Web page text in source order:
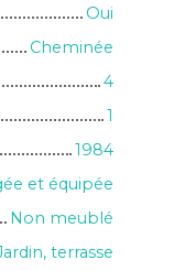
Oui
Cheminée
4
1
1984
et équipée
Non meublé
terrasse